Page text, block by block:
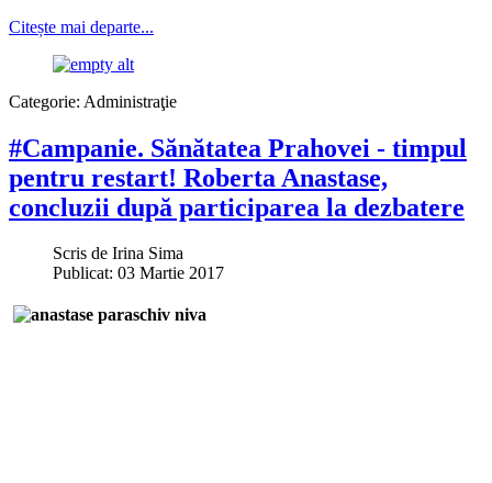
Citește mai departe...
Categorie: Administraţie
#Campanie. Sănătatea Prahovei - timpul
pentru restart! Roberta Anastase,
concluzii după participarea la dezbatere
Scris de Irina Sima
Publicat: 03 Martie 2017